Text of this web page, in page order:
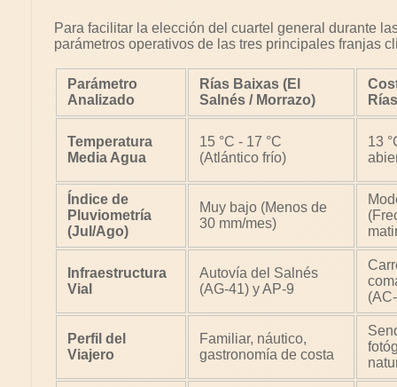
Para facilitar la elección del cuartel general durante
parámetros operativos de las tres principales franjas
Parámetro
Analizado
Rías Baixas (El
Salnés / Morrazo)
Temperatura
Media Agua
15 °C - 17 °C
(Atlántico frío)
13
Índice de
Pluviometría
(Jul/Ago)
Muy bajo (Menos de
30 mm/mes)
Infraestructura
Vial
Autovía del Salnés
(AG-41) y AP-9
Perfil del
Viajero
Familiar, náutico,
gastronomía de costa